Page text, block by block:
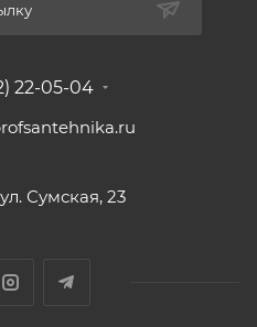
22-05-04
Сумская, 23